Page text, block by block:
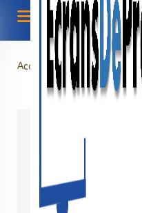
Accueil >Manueel 120